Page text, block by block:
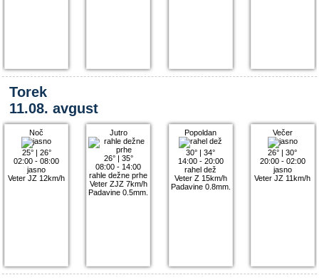
Torek
11.08. avgust
Noč
25°| 26°
02:00 - 08:00
jasno
Veter JZ 12km/h
Jutro
26°| 35°
08:00 - 14:00
rahle dežne prhe
Veter ZJZ 7km/h
Padavine 0.5mm.
Popoldan
30° |34°
14:00 - 20:00
rahel dež
Veter Z 15km/h
Padavine 0.8mm.
Večer
26° |30°
20:00 - 02:00
jasno
Veter JZ 11km/h